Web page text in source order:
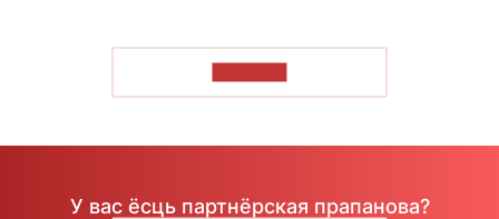
У вас ёсць партнёрская прапанова?